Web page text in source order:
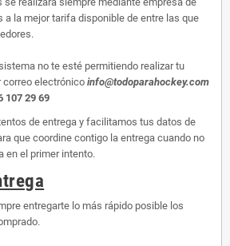
a la mejor tarifa disponible de entre las que
no te esté permitiendo realizar tu
correo electrónico info@todoparahockey.com
107 29 69
de entrega y facilitamos tus datos de
que coordine contigo la entrega cuando no
en el primer intento.
entregarte lo más rápido posible los